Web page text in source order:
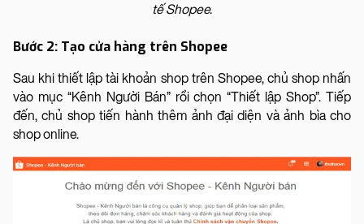
tế Shopee.
Bước 2: Tạo cửa hàng trên Shopee
Sau khi thiết lập tài khoản shop trên Shopee, chủ shop nhấn
vào mục “Kênh Người Bán” rồi chọn “Thiết lập Shop”. Tiếp
đến, chủ shop tiến hành thêm ảnh đại diện và ảnh bìa cho
shop online.